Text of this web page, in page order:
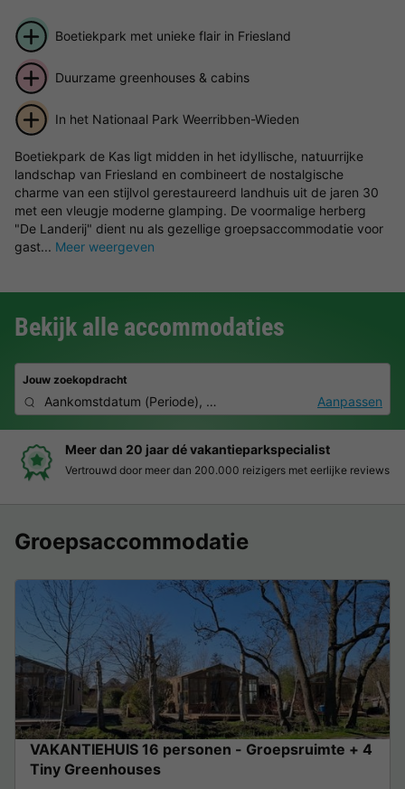
Boetiekpark met unieke flair in Friesland
Duurzame greenhouses & cabins
In het Nationaal Park Weerribben-Wieden
Boetiekpark de Kas ligt midden in het idyllische, natuurrijke
landschap van Friesland en combineert de nostalgische
charme van een stijlvol gerestaureerd landhuis uit de jaren 30
met een vleugje moderne glamping. De voormalige herberg
"De Landerij" dient nu als gezellige groepsaccommodatie voor
gast... Meer weergeven
Bekijk alle accommodaties
Jouw zoekopdracht
Aankomstdatum (Periode), 2 personen, 0 huisdierAanpassen
Boek eenvoudig en zonder stress
Duidelijke prijzen, moeiteloos boeken en veilige
Groepsaccommodatie
VAKANTIEHUIS 16 personen - Groepsruimte + 4
Tiny Greenhouses